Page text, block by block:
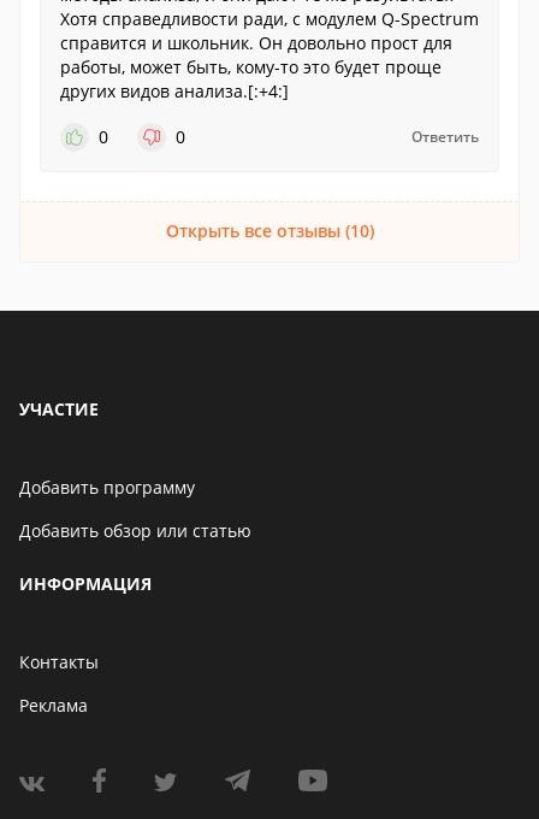
Хотя справедливости ради, с модулем Q-Spectrum
справится и школьник. Он довольно прост для
работы, может быть, кому-то это будет проще
других видов анализа.[:+4:]
0
0 Ответить
Открыть все отзывы (10)
УЧАСТИЕ
Добавить программу
Добавить обзор или статью
ИНФОРМАЦИЯ
Контакты
Реклама